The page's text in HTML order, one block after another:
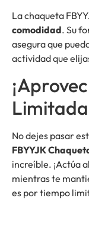
La chaqueta
comodidad. Su
asegura que
actividad que
No dejes pasar
FBYYJK
increíble. ¡Actúa
mientras te
es por tiempo